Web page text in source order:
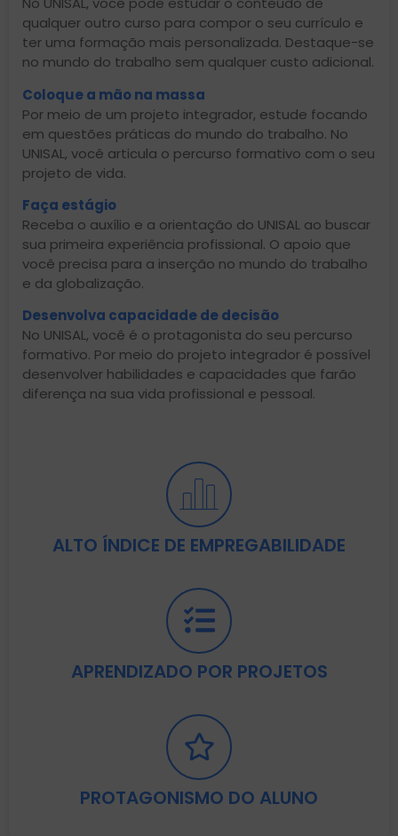
qualquer outro curso para compor o seu currículo e
ter uma formação mais personalizada. Destaque-se
no mundo do trabalho sem qualquer custo adicional.
Coloque a mão na massa
Por meio de um projeto integrador, estude focando
em questões práticas do mundo do trabalho. No
UNISAL, você articula o percurso formativo com o seu
projeto de vida.
Faça estágio
Receba o auxílio e a orientação do UNISAL ao buscar
sua primeira experiência profissional. O apoio que
você precisa para a inserção no mundo do trabalho
e da globalização.
Desenvolva capacidade de decisão
No UNISAL, você é o protagonista do seu percurso
formativo. Por meio do projeto integrador é possível
desenvolver habilidades e capacidades que farão
diferença na sua vida profissional e pessoal.
ALTO ÍNDICE DE EMPREGABILIDADE
APRENDIZADO POR PROJETOS
PROTAGONISMO DO ALUNO